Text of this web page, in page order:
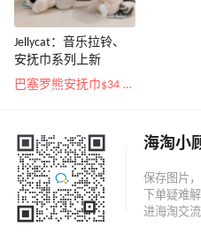
Jellycat：音乐拉铃、
安抚巾系列上新
巴塞罗熊安抚巾$34 超治愈
海淘小